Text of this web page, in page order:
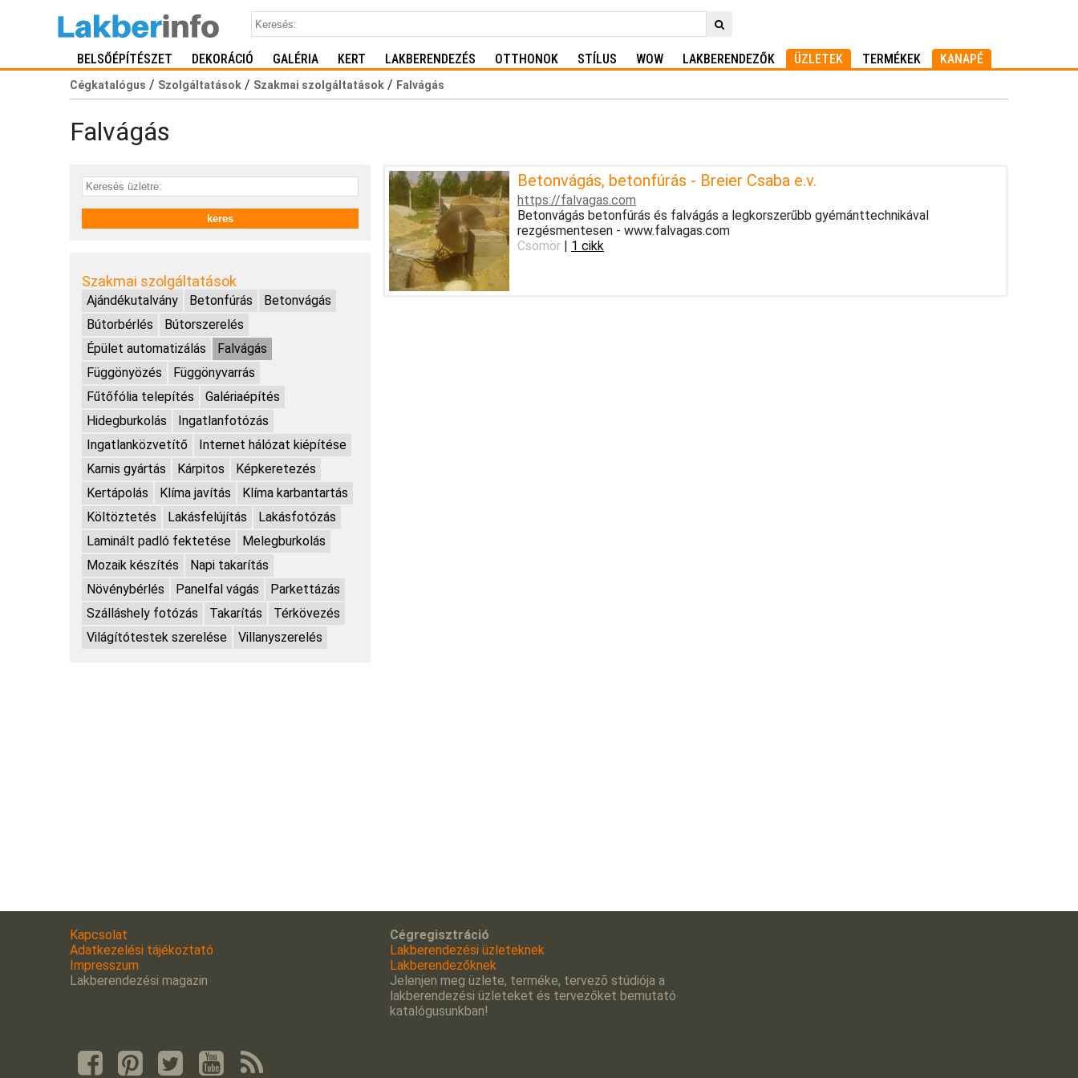
BELSŐÉPÍTÉSZET DEKORÁCIÓ GALÉRIA KERT LAKBERENDEZÉS OTTHONOK STÍLUS WOW LAKBERENDEZŐK ÜZLETEK TERMÉKEK KANAPÉ
Cégkatalógus / Szolgáltatások / Szakmai szolgáltatások / Falvágás
Falvágás
Szakmai szolgáltatások
Ajándékutalvány Betonfúrás
Betonvágás
Bútorbérlés
Bútorszerelés
Épület automatizálás
Falvágás
Függönyözés
Függönyvarrás
Fűtőfólia telepítés
Galériaépítés
Hidegburkolás
Ingatlanfotózás
Ingatlanközvetítő
Internet hálózat kiépítése
Karnis gyártás
Kárpitos
Képkeretezés
Kertápolás
Klíma javítás
Klíma karbantartás
Költöztetés
Lakásfelújítás
Lakásfotózás
Laminált padló fektetése
Melegburkolás
Mozaik készítés
Napi takarítás
Növénybérlés
Panelfal vágás
Parkettázás
Szálláshely fotózás
Takarítás
Térkövezés
Világítótestek szerelése
Villanyszerelés
Betonvágás, betonfúrás - Breier Csaba e.v.
https://falvagas.com
Betonvágás betonfúrás és falvágás a legkorszerűbb gyémánttechnikával
rezgésmentesen - www.falvagas.com
Csömör| 1 cikk
Kapcsolat
Adatkezelési tájékoztató
Impresszum
Lakberendezési magazin
Cégregisztráció
Lakberendezési üzleteknek
Lakberendezőknek
Jelenjen meg üzlete, terméke, tervezõ stúdiója a
lakberendezési üzleteket és tervezőket bemutató
katalógusunkban!